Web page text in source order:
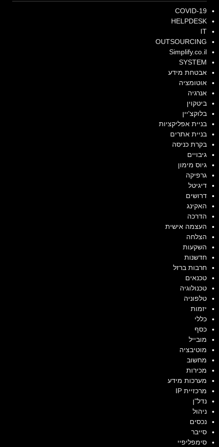
COVID-19
HELPDESK
IT
OUTSOURCING
Simplify.co.il
SYSTEM
אבטחת מידע
אוטומציה
אנרגיה
ביטקוין
בלוקצ'יין
בניית אפליקציות
בניית אתרים
בקרת כניסה
גיבויים
גיוס מימון
גרפיקה
דיגיטל
דרושים
האקינג
הדרכה
העצמה אישית
הצלחה
השקעות
חדשנות
חרבות ברזל
טכנאים
טכנולוגיה
טלפוניה
יזמות
כללי
כסף
מובייל
מוטיבציה
מחשוב
מכירות
מערכות מידע
מרכזיית IP
נדל"ן
ניהול
נכסים
סייבר
סימפליפיי